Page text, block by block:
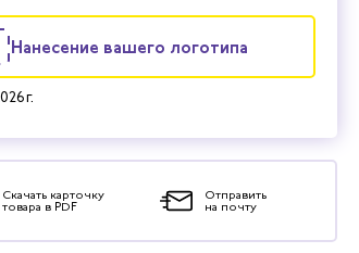
г.
Нанесение вашего логотипа
Скачать карточку
товара в PDF
Отправить
на почту